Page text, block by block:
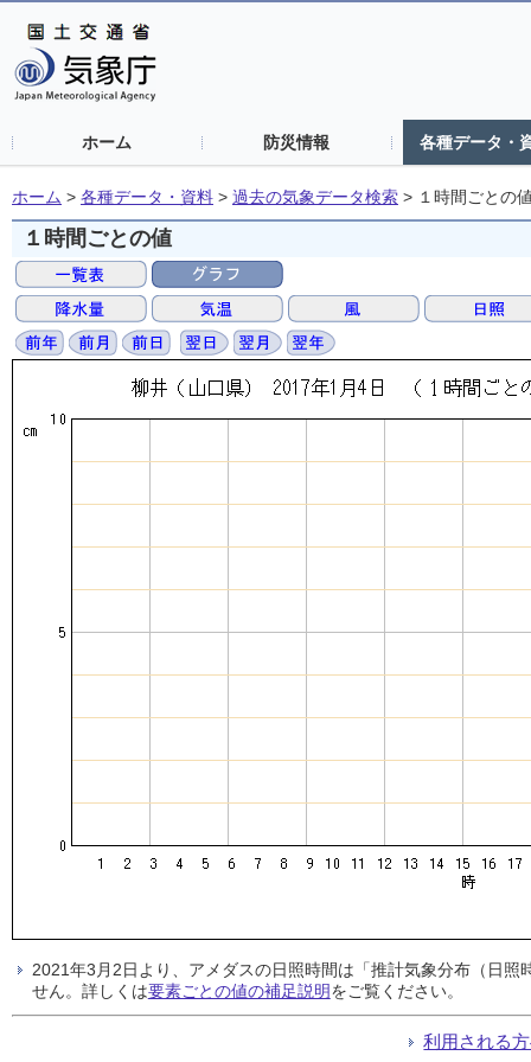
ホーム 防災情報 各種データ・
ホーム > 各種データ・資料 > 過去の気象データ検索 > １時間ごとの
１時間ごとの値
2021年3月2日より、アメダスの日照時間は「推計気象分布（日
せん。詳しくは要素ごとの値の補足説明をご覧ください。
利用される